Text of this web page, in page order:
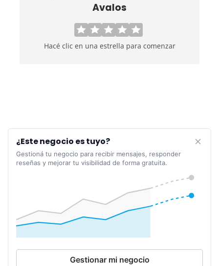
Avalos
Hacé clic en una estrella para comenzar
¿Este negocio es tuyo?
Gestioná tu negocio para recibir mensajes, responder
reseñas y mejorar tu visibilidad de forma gratuita.
Gestionar mi negocio